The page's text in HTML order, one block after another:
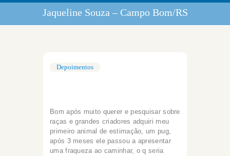
Jaqueline Souza – Campo Bom/RS
Depoimentos
Bom após muito querer e pesquisar sobre
raças e grandes criadores adquiri meu
primeiro animal de estimação, um pug,
após 3 meses ele passou a apresentar
uma fraqueza ao caminhar, o q seria